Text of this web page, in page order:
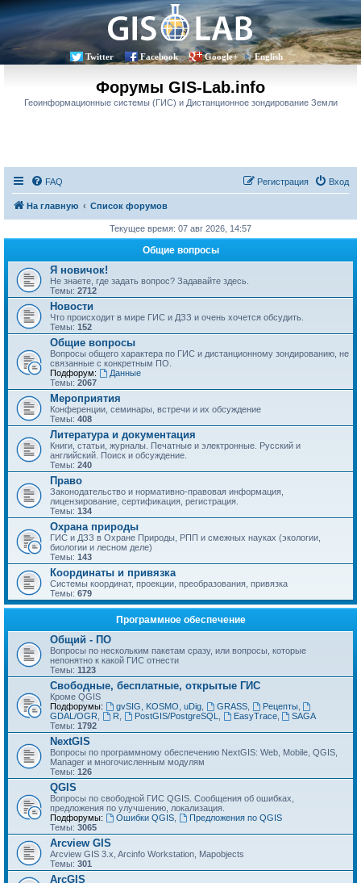
Twitter Facebook Google+ English
Форумы GIS-Lab.info
Геоинформационные системы (ГИС) и Дистанционное зондирование Земли
FAQ Вход
Регистрация
На главную Список форумов
Текущее время: 07 авг 2026, 14:57
Общие вопросы
Я новичок!
Не знаете, где задать вопрос? Задавайте здесь.
Темы: 2712
Новости
Что происходит в мире ГИС и ДЗЗ и очень хочется обсудить.
Темы: 152
Общие вопросы
Вопросы общего характера по ГИС и дистанционному зондированию, не
связанные с конкретным ПО.
Подфорум:
Данные
Темы: 2067
Мероприятия
Конференции, семинары, встречи и их обсуждение
Темы: 408
Литература и документация
Книги, статьи, журналы. Печатные и электронные. Русский и
английский. Поиск и обсуждение.
Темы: 240
Право
Законодательство и нормативно-правовая информация,
лицензирование, сертификация, регистрация.
Темы: 134
Охрана природы
ГИС и ДЗЗ в Охране Природы, РПП и смежных науках (экологии,
биологии и лесном деле)
Темы: 143
Координаты и привязка
Системы координат, проекции, преобразования, привязка
Темы: 679
Программное обеспечение
Общий - ПО
Вопросы по нескольким пакетам сразу, или вопросы, которые
непонятно к какой ГИС отнести
Темы: 1123
Свободные, бесплатные, открытые ГИС
Кроме QGIS
Подфорумы:
gvSIG, KOSMO, uDig, GRASS, Рецепты,
GDAL/OGR
R PostGIS/PostgreSQL EasyTrace,
SAGA
Темы: 1792
NextGIS
Вопросы по программному обеспечению NextGIS: Web, Mobile, QGIS,
Manager и многочисленным модулям
Темы: 126
QGIS
Вопросы по свободной ГИС QGIS. Сообщения об ошибках,
предложения по улучшению, локализация.
Подфорумы:
Ошибки QGIS,
Предложения по QGIS
Темы: 3065
Arcview GIS
Arcview GIS 3.x, Arcinfo Workstation, Mapobjects
Темы: 301
ArcGIS